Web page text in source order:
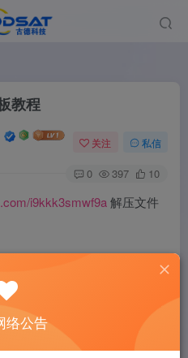
教程
关注 私信
0 397 10
i9kkk3smwf9a解压文件
络公告